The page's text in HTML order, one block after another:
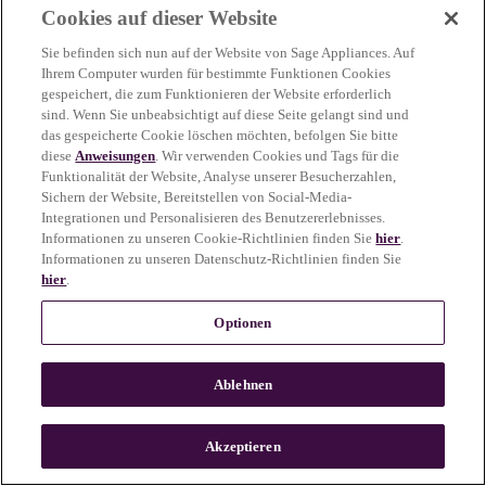
more information)
n
Cookies auf dieser Website
Sie befinden sich nun auf der Website von Sage Appliances. Auf
Ihrem Computer wurden für bestimmte Funktionen Cookies
gespeichert, die zum Funktionieren der Website erforderlich
sind. Wenn Sie unbeabsichtigt auf diese Seite gelangt sind und
das gespeicherte Cookie löschen möchten, befolgen Sie bitte
dieseAnweisungen. Wir verwenden Cookies und Tags für die
Funktionalität der Website, Analyse unserer Besucherzahlen,
Sichern der Website, Bereitstellen von Social-Media-
Integrationen und Personalisieren des Benutzererlebnisses.
Informationen zu unseren Cookie-Richtlinien finden Siehier.
Informationen zu unseren Datenschutz-Richtlinien finden Sie
hier.
Optionen
Ablehnen
Akzeptieren